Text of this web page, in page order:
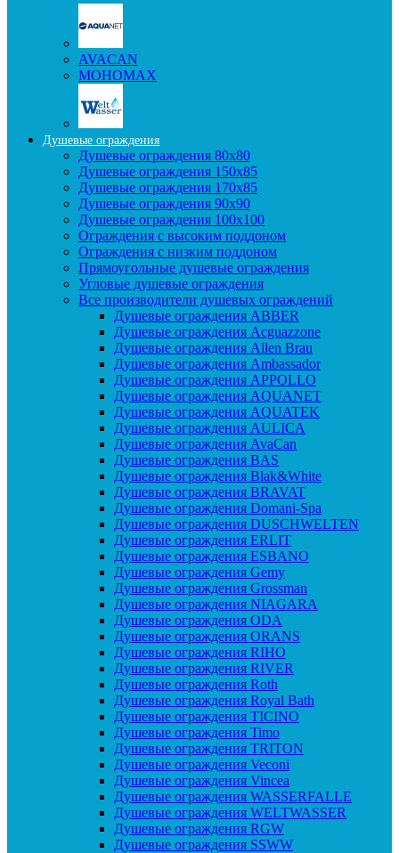
AVACAN
МОНОМАХ
Душевые ограждения
Душевые ограждения 80x80
Душевые ограждения 150x85
Душевые ограждения 170x85
Душевые ограждения 90x90
Душевые ограждения 100x100
Ограждения с высоким поддоном
Ограждения с низким поддоном
Прямоугольные душевые ограждения
Угловые душевые ограждения
Все производители душевых ограждений
Душевые ограждения ABBER
Душевые ограждения Acguazzone
Душевые ограждения Allen Brau
Душевые ограждения Ambassador
Душевые ограждения APPOLLO
Душевые ограждения AQUANET
Душевые ограждения AQUATEK
Душевые ограждения AULICA
Душевые ограждения AvaCan
Душевые ограждения BAS
Душевые ограждения Blak&White
Душевые ограждения BRAVAT
Душевые ограждения Domani-Spa
Душевые ограждения DUSCHWELTEN
Душевые ограждения ERLIT
Душевые ограждения ESBANO
Душевые ограждения Gemy
Душевые ограждения Grossman
Душевые ограждения NIAGARA
Душевые ограждения ODA
Душевые ограждения ORANS
Душевые ограждения RIHO
Душевые ограждения RIVER
Душевые ограждения Roth
Душевые ограждения Royal Bath
Душевые ограждения TICINO
Душевые ограждения Timo
Душевые ограждения TRITON
Душевые ограждения Veconi
Душевые ограждения Vincea
Душевые ограждения WASSERFALLE
Душевые ограждения WELTWASSER
Душевые ограждения RGW
Душевые ограждения SSWW